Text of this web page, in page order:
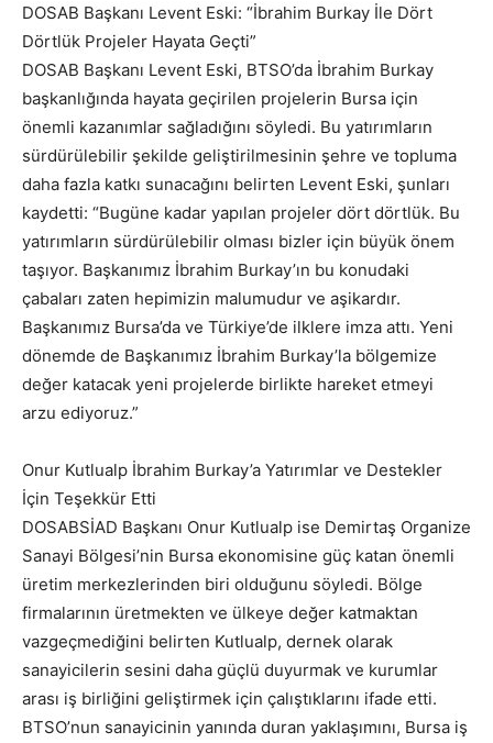
DOSAB Başkanı Levent Eski: “İbrahim Burkay İle Dört
Dörtlük Projeler Hayata Geçti”
DOSAB Başkanı Levent Eski, BTSO’da İbrahim Burkay
başkanlığında hayata geçirilen projelerin Bursa için
önemli kazanımlar sağladığını söyledi. Bu yatırımların
sürdürülebilir şekilde geliştirilmesinin şehre ve topluma
daha fazla katkı sunacağını belirten Levent Eski, şunları
kaydetti: “Bugüne kadar yapılan projeler dört dörtlük. Bu
yatırımların sürdürülebilir olması bizler için büyük önem
taşıyor. Başkanımız İbrahim Burkay’ın bu konudaki
çabaları zaten hepimizin malumudur ve aşikardır.
Başkanımız Bursa’da ve Türkiye’de ilklere imza attı. Yeni
dönemde de Başkanımız İbrahim Burkay’la bölgemize
değer katacak yeni projelerde birlikte hareket etmeyi
arzu ediyoruz.”
Onur Kutlualp İbrahim Burkay’a Yatırımlar ve Destekler
İçin Teşekkür Etti
DOSABSİAD Başkanı Onur Kutlualp ise Demirtaş Organize
Sanayi Bölgesi’nin Bursa ekonomisine güç katan önemli
üretim merkezlerinden biri olduğunu söyledi. Bölge
firmalarının üretmekten ve ülkeye değer katmaktan
vazgeçmediğini belirten Kutlualp, dernek olarak
sanayicilerin sesini daha güçlü duyurmak ve kurumlar
arası iş birliğini geliştirmek için çalıştıklarını ifade etti.
BTSO’nun sanayicinin yanında duran yaklaşımını, Bursa iş